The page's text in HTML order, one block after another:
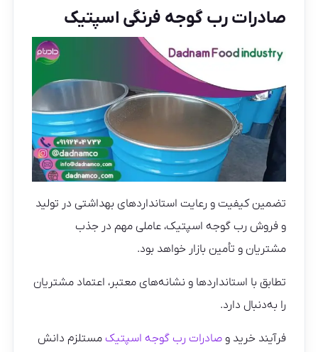
صادرات رب گوجه فرنگی اسپتیک
تضمین کیفیت و رعایت استانداردهای بهداشتی در تولید
و فروش رب گوجه اسپتیک، عاملی مهم در جذب
مشتریان و تأمین بازار خواهد بود.
تطابق با استانداردها و نشانه‌های معتبر، اعتماد مشتریان
را به‌دنبال دارد.
فرآیند خرید وصادرات رب گوجه اسپتیک مستلزم دانش